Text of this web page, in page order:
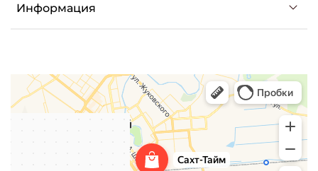
Информация